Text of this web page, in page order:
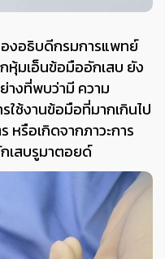
อธิบดีกรมการแพทย์
หุ้มเอ็นข้อมืออักเสบ ยัง
างที่พบว่ามี ความ
ใช้งานข้อมือที่มากเกินไป
รือเกิดจากภาวะการ
เสบรูมาตอยด์